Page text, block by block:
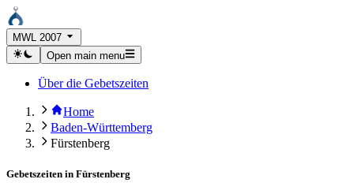
MWL 2007
Open main menu
Über die Gebetszeiten
Home
Baden-Württemberg
Fürstenberg
Gebetszeiten in Fürstenberg